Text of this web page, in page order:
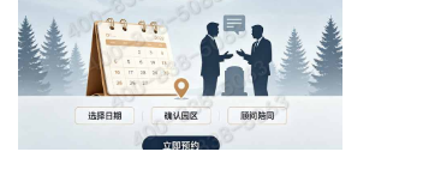
将详细介绍思亲园陵园定制人文墓碑的定价
明细以及纪